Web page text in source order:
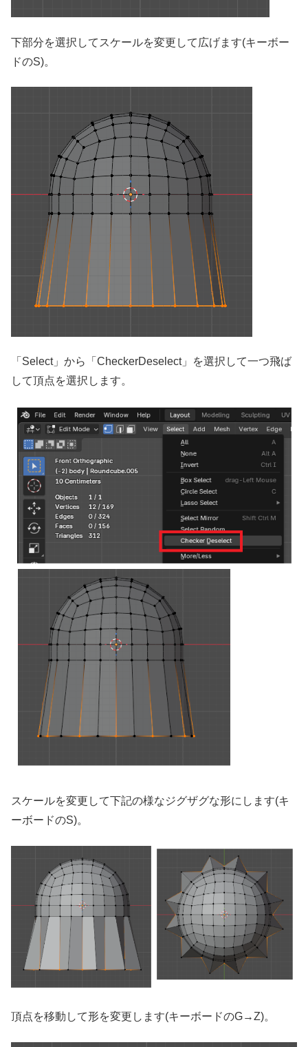
下部分を選択してスケールを変更して広げます(キーボー
ドのS)。
「Select」から「CheckerDeselect」を選択して一つ飛ば
して頂点を選択します。
スケールを変更して下記の様なジグザグな形にします(キ
ーボードのS)。
頂点を移動して形を変更します(キーボードのG→Z)。